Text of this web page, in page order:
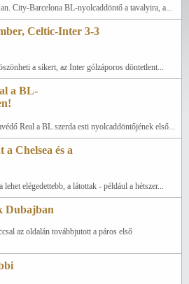
City-Barcelona BL-nyolcaddöntő a tavalyira, a...
Celtic-Inter 3-3
a sikert, az Inter gólzáporos döntetlent...
a BL-
Real a BL szerda esti nyolcaddöntőjének első...
Chelsea és a
lehet elégedettebb, a látottak - például a hétszer...
Dubajban
az oldalán továbbjutott a páros első